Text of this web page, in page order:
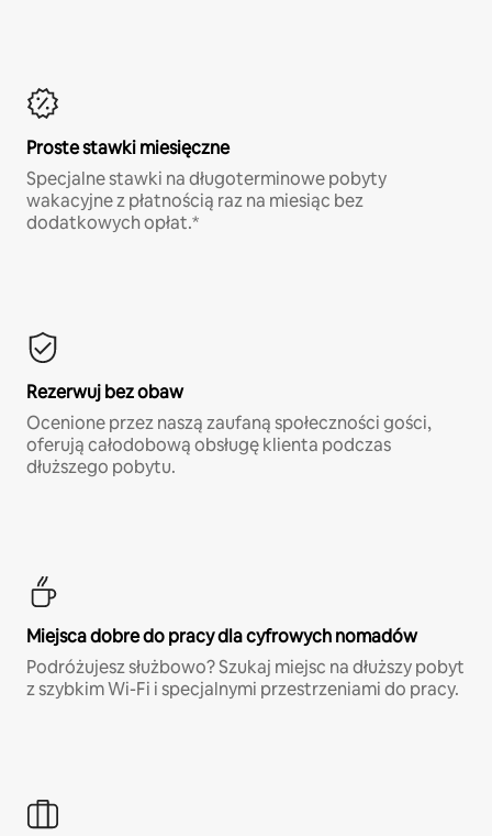
Proste stawki miesięczne
Specjalne stawki na długoterminowe pobyty
wakacyjne z płatnością raz na miesiąc bez
dodatkowych opłat.*
Rezerwuj bez obaw
Ocenione przez naszą zaufaną społeczności gości,
oferują całodobową obsługę klienta podczas
dłuższego pobytu.
Miejsca dobre do pracy dla cyfrowych nomadów
Podróżujesz służbowo? Szukaj miejsc na dłuższy pobyt
z szybkim Wi-Fi i specjalnymi przestrzeniami do pracy.